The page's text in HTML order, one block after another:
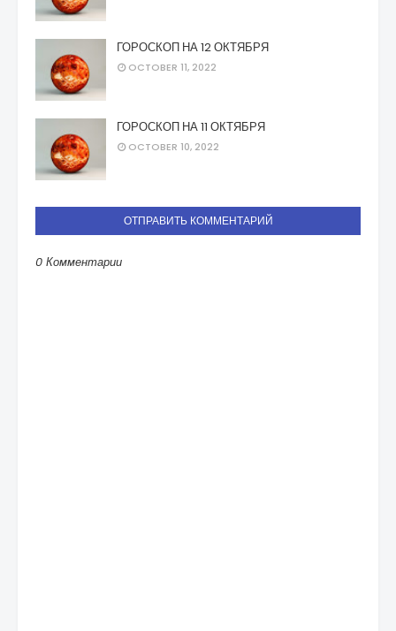
ГОРОСКОП НА 12 ОКТЯБРЯ
OCTOBER 11, 2022
ГОРОСКОП НА 11 ОКТЯБРЯ
OCTOBER 10, 2022
ОТПРАВИТЬ КОММЕНТАРИЙ
0 Комментарии